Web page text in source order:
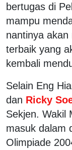
bertugas di
mampu
nantinya akan
terbaik yang
kembali
Selain Eng
dan Ricky
Sekjen. Wakil
masuk dalam
Olimpiade